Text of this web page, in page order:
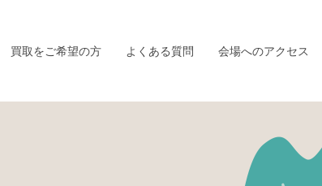
買取をご希望の方 よくある質問 会場へのアクセス